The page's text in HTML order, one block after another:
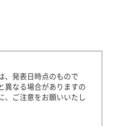
、発表日時点のもので
異なる場合がありますの
、ご注意をお願いいたし